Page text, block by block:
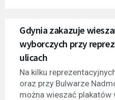
Gdynia zakazuje
wyborczych przy
ulicach
Na kilku
oraz przy Bulwarze
można wieszać plakatów